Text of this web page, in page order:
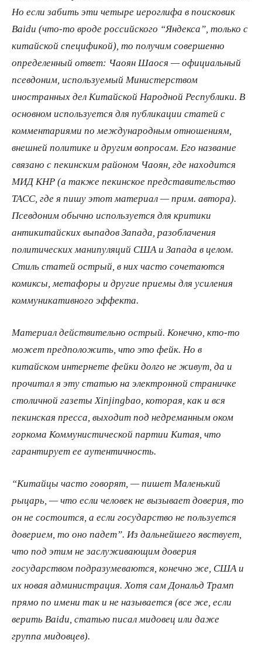
Но если забить эти четыре иероглифа в поисковик
Baidu (что-то вроде российского “Яндекса”, только с
китайской спецификой), то получим совершенно
определенный ответ: Чаоян Шаося — официальный
псевдоним, используемый Министерством
иностранных дел Китайской Народной Республики. В
основном используется для публикации статей с
комментариями по международным отношениям,
внешней политике и другим вопросам. Его название
связано с пекинским районом Чаоян, где находится
МИД КНР (а также пекинское представительство
ТАСС, где я пишу этот материал — прим. автора).
Псевдоним обычно используется для критики
антикитайских выпадов Запада, разоблачения
политических манипуляций США и Запада в целом.
Стиль статей острый, в них часто сочетаются
комиксы, метафоры и другие приемы для усиления
коммуникативного эффекта.
Материал действительно острый. Конечно, кто-то
может предположить, что это фейк. Но в
китайском интернете фейки долго не живут, да и
прочитал я эту статью на электронной страничке
столичной газеты Xinjingbao, которая, как и вся
пекинская пресса, выходит под недреманным оком
горкома Коммунистической партии Китая, что
гарантирует ее аутентичность.
“Китайцы часто говорят, — пишет Маленький
рыцарь, — что если человек не вызывает доверия, то
он не состоится, а если государство не пользуется
доверием, то оно падет”. Из дальнейшего явствует,
что под этим не заслуживающим доверия
государством подразумеваются, конечно же, США и
их новая администрация. Хотя сам Дональд Трамп
прямо по имени так и не называется (все же, если
верить Baidu, статью писал мидовец или даже
группа мидовцев).